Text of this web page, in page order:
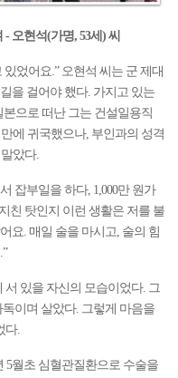
오현석(가명, 53세) 씨
었어요.” 오현석 씨는 군 제대
을 걸어야 했다. 가지고 있는
본으로 떠난 그는 건설일용직
에 귀국했으나, 부인과의 성격
았다.
잡부일을 하다, 1,000만 원가
친 탓인지 이런 생활은 저를 불
요. 매일 술을 마시고, 술의 힘
서 있을 자신의 모습이었다. 그
이며 살았다. 그렇게 마음을
다.
5월초 심혈관질환으로 수술을